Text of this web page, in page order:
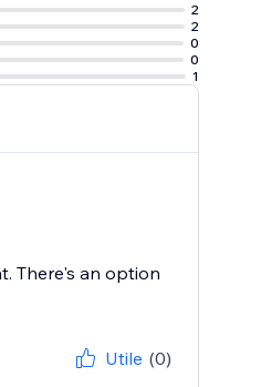
2
2
0
0
1
There's an option
Utile (0)